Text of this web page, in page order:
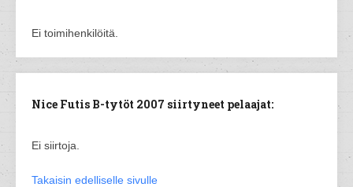
Ei toimihenkilöitä.
Nice Futis B-tytöt 2007 siirtyneet pelaajat:
Ei siirtoja.
Takaisin edelliselle sivulle